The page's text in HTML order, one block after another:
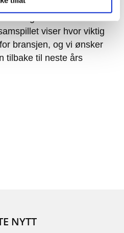
gode diskusjoner og
viser hvor viktig
bransjen, og vi ønsker
tilbake til neste års
NYTT